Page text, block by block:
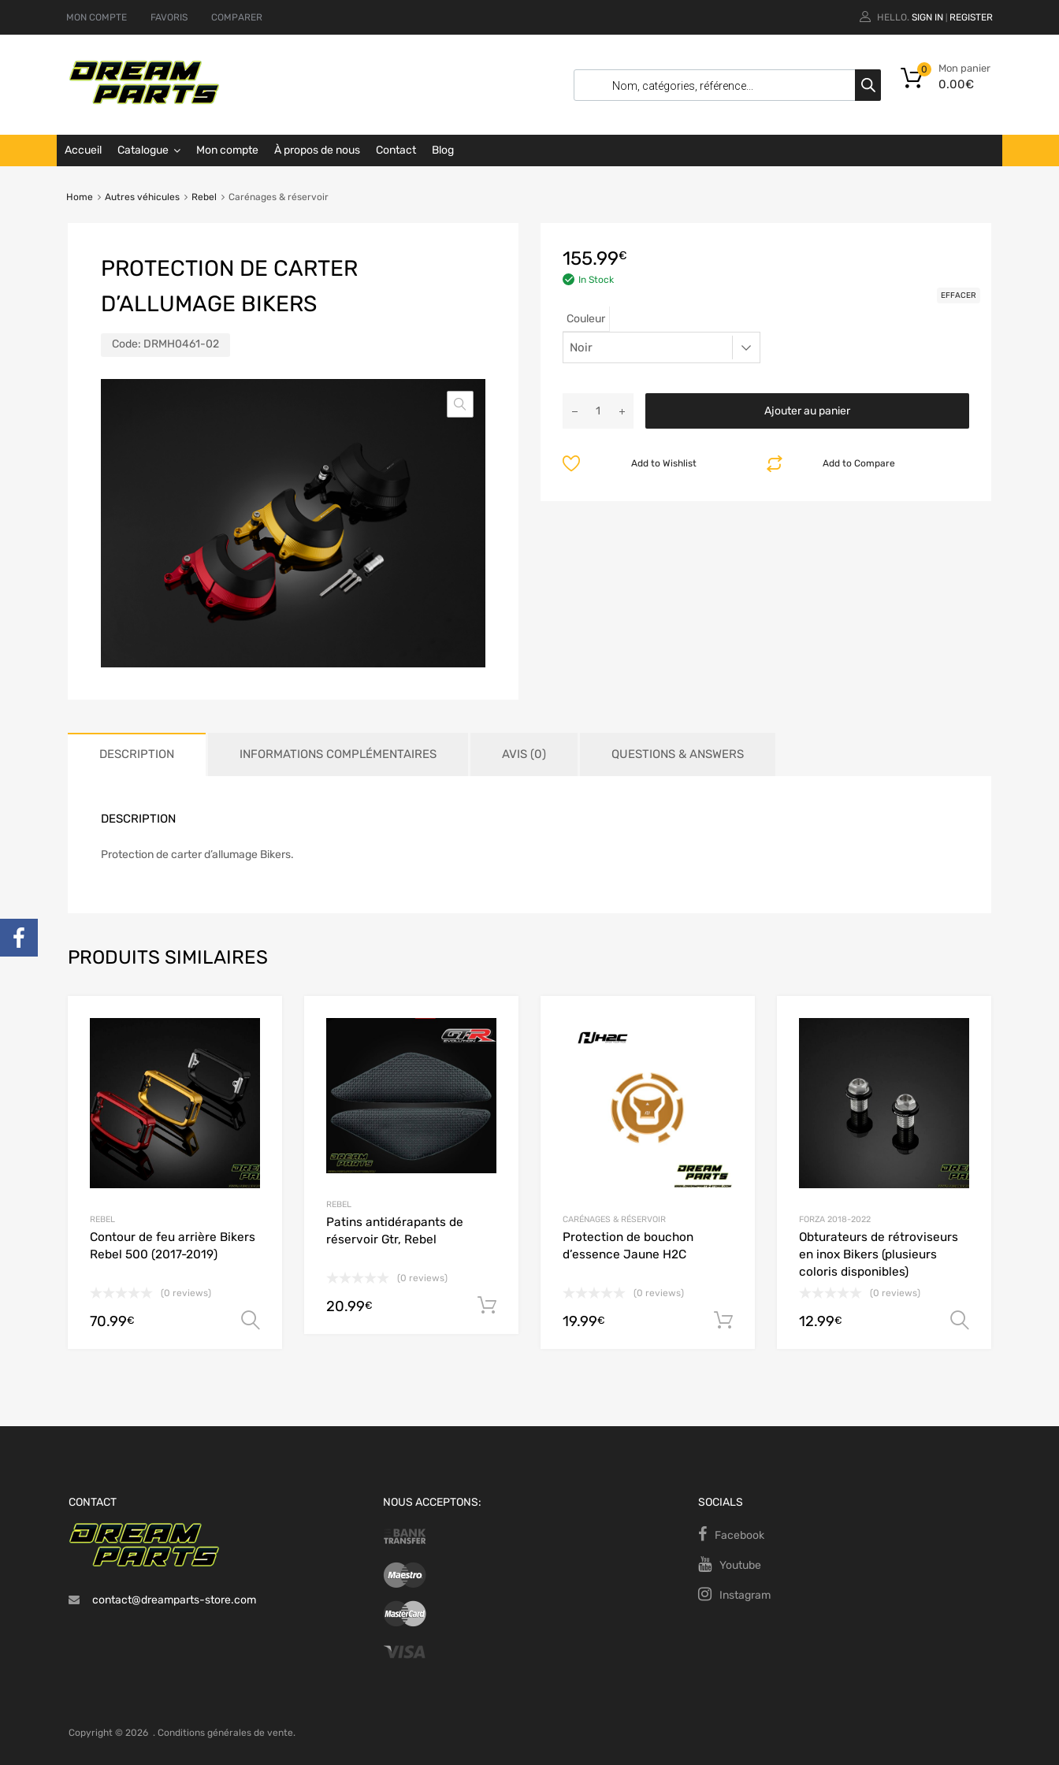
MON COMPTE FAVORIS COMPARER HELLO. SIGN IN REGISTER
Mon panier
0.00€
0
Accueil Catalogue Mon compte À propos de nous Contact Blog
Home Autres véhicules Rebel Carénages & réservoir
PROTECTION DE CARTER
D’ALLUMAGE BIKERS
Code: DRMH0461-02
155.99€
In Stock
Couleur
EFFACER
Ajouter au panier
Add to Compare
Add to Wishlist
DESCRIPTION INFORMATIONS COMPLÉMENTAIRES AVIS (0) QUESTIONS & ANSWERS
DESCRIPTION
Protection de carter d’allumage Bikers.
PRODUITS SIMILAIRES
Add to Compare
REBEL
Contour de feu arrière Bikers
Rebel 500 (2017-2019)
(0 reviews)
70.99€
REBEL
Patins antidérapants de
réservoir Gtr, Rebel
(0 reviews)
20.99€
CARÉNAGES & RÉSERVOIR
Protection de bouchon
d’essence Jaune H2C
(0 reviews)
19.99€ Ajouter au panier
FORZA 2018-2022
Obturateurs de rétroviseurs
en inox Bikers (plusieurs
coloris disponibles)
(0 reviews)
12.99€
CONTACT
contact@dreamparts-store.com
NOUS ACCEPTONS: SOCIALS
Facebook
Youtube
Instagram
Copyright © 2026 . Conditions générales de vente.